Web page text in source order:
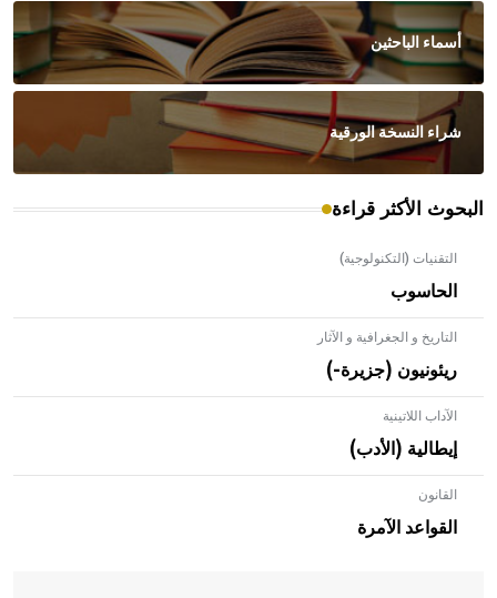
أسماء الباحثين
شراء النسخة الورقية
البحوث الأكثر قراءة
التقنيات (التكنولوجية)
الحاسوب
التاريخ و الجغرافية و الآثار
ريئونيون (جزيرة-)
الآداب اللاتينية
إيطالية (الأدب)
القانون
القواعد الآمرة
- هل تعلم أن الأبلق نوع من الفنون الهندسية التي ارتبطت
بالعمارة الإسلامية في بلاد الشام ومصر خاصة، حيث يحرص
المعمار على بناء مداميكه وخاصة في الواجهات